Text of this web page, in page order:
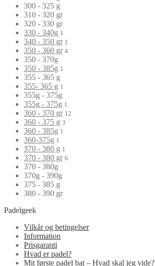
300 - 325 g
310 - 320 gr
320 - 330 gr
330 - 340g 1
340 - 350 gr 1
350 - 360 gr 4
350 - 370g
350 - 385g 1
355 - 365 g
355- 365 g 1
355g - 375g
355g - 375g 1
360 - 370 gr 12
360 - 375 g 3
360 - 385g 1
360-375g 1
370 - 380 g 1
370 - 380 gr 6
370 - 380g
370g - 390g
375 - 385 g
380 - 390 gr
Padelgeek
Vilkår og betingelser
Information
Prisgaranti
Hvad er padel?
Mit første padel bat – Hvad skal jeg vide?